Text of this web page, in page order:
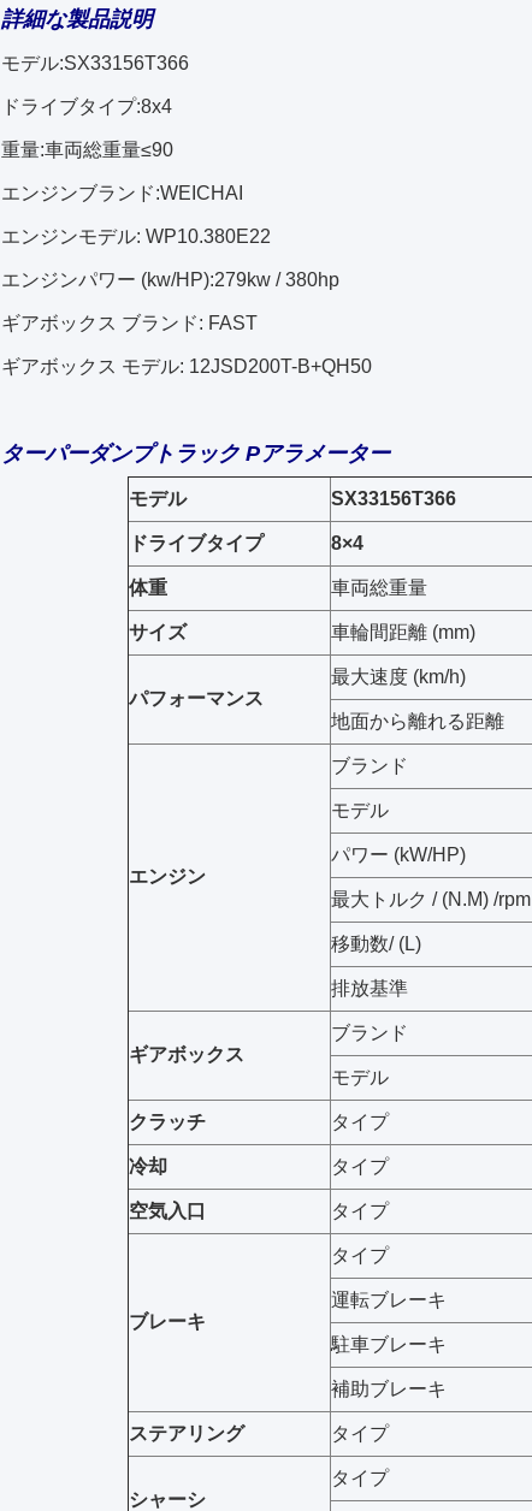
詳細な製品説明
モデル:SX33156T366
ドライブタイプ:8x4
重量:車両総重量≤90
エンジンブランド:WEICHAI
エンジンモデル: WP10.380E22
エンジンパワー (kw/HP):279kw / 380hp
ギアボックス ブランド: FAST
ギアボックス モデル: 12JSD200T-B+QH50
ターパーダンプトラック Pアラメーター
モデル SX33156T366
ドライブタイプ 8×4
体重 車両総重量
サイズ 車輪間距離 (mm)
パフォーマンス
最大速度 (km/h)
地面から離れる距離
エンジン
ブランド
モデル
パワー (kW/HP)
最大トルク / (N.M) /rpm
移動数/ (L)
排放基準
ギアボックス
ブランド
モデル
クラッチ タイプ
冷却 タイプ
空気入口 タイプ
ブレーキ
タイプ
運転ブレーキ
駐車ブレーキ
補助ブレーキ
ステアリング タイプ
シャーシ
タイプ